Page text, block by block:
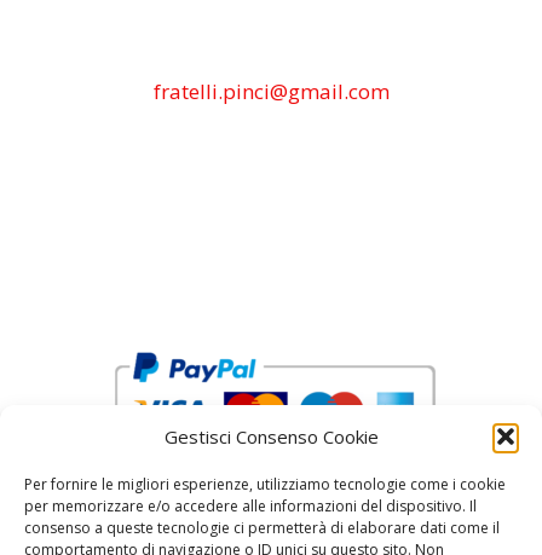
Gestisci Consenso Cookie
Per fornire le migliori esperienze, utilizziamo tecnologie come i cookie
per memorizzare e/o accedere alle informazioni del dispositivo. Il
consenso a queste tecnologie ci permetterà di elaborare dati come il
comportamento di navigazione o ID unici su questo sito. Non
fratelli.pinci@gmail.com